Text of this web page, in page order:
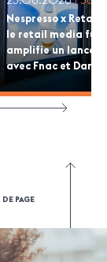
Nespresso x
le retail media full
amplifie un
avec Fnac et Darty
PAGE